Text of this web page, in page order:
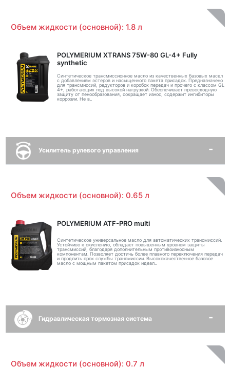
Объем жидкости (основной): 1.8 л
POLYMERIUM XTRANS 75W-80 GL-4+ Fully
synthetic
Синтетическое трансмиссионное масло из качественных базовых масел
с добавлением эстеров и насыщенного пакета присадок. Предназначено
для трансмиссий, редукторов и коробок передач и прочего с классом GL
4+, работающих под высокой нагрузкой. Обеспечивает превосходную
защиту от пенообразования, сокращает износ, содержит ингибиторы
коррозии. Не в..
Усилитель рулевого управления
Объем жидкости (основной): 0.65 л
POLYMERIUM ATF-PRO multi
Синтетическое универсальное масло для автоматических трансмиссий.
Устойчиво к окислению, обладает повышенным уровнем защиты
трансмиссий, благодаря дополнительным противоизносным
компонентам. Позволяет достичь более плавного переключения передач
и продлить срок службы трансмиссии. Высококачественное базовое
масло с мощным пакетом присадок идеал..
Гидравлическая тормозная система
Объем жидкости (основной): 0.7 л